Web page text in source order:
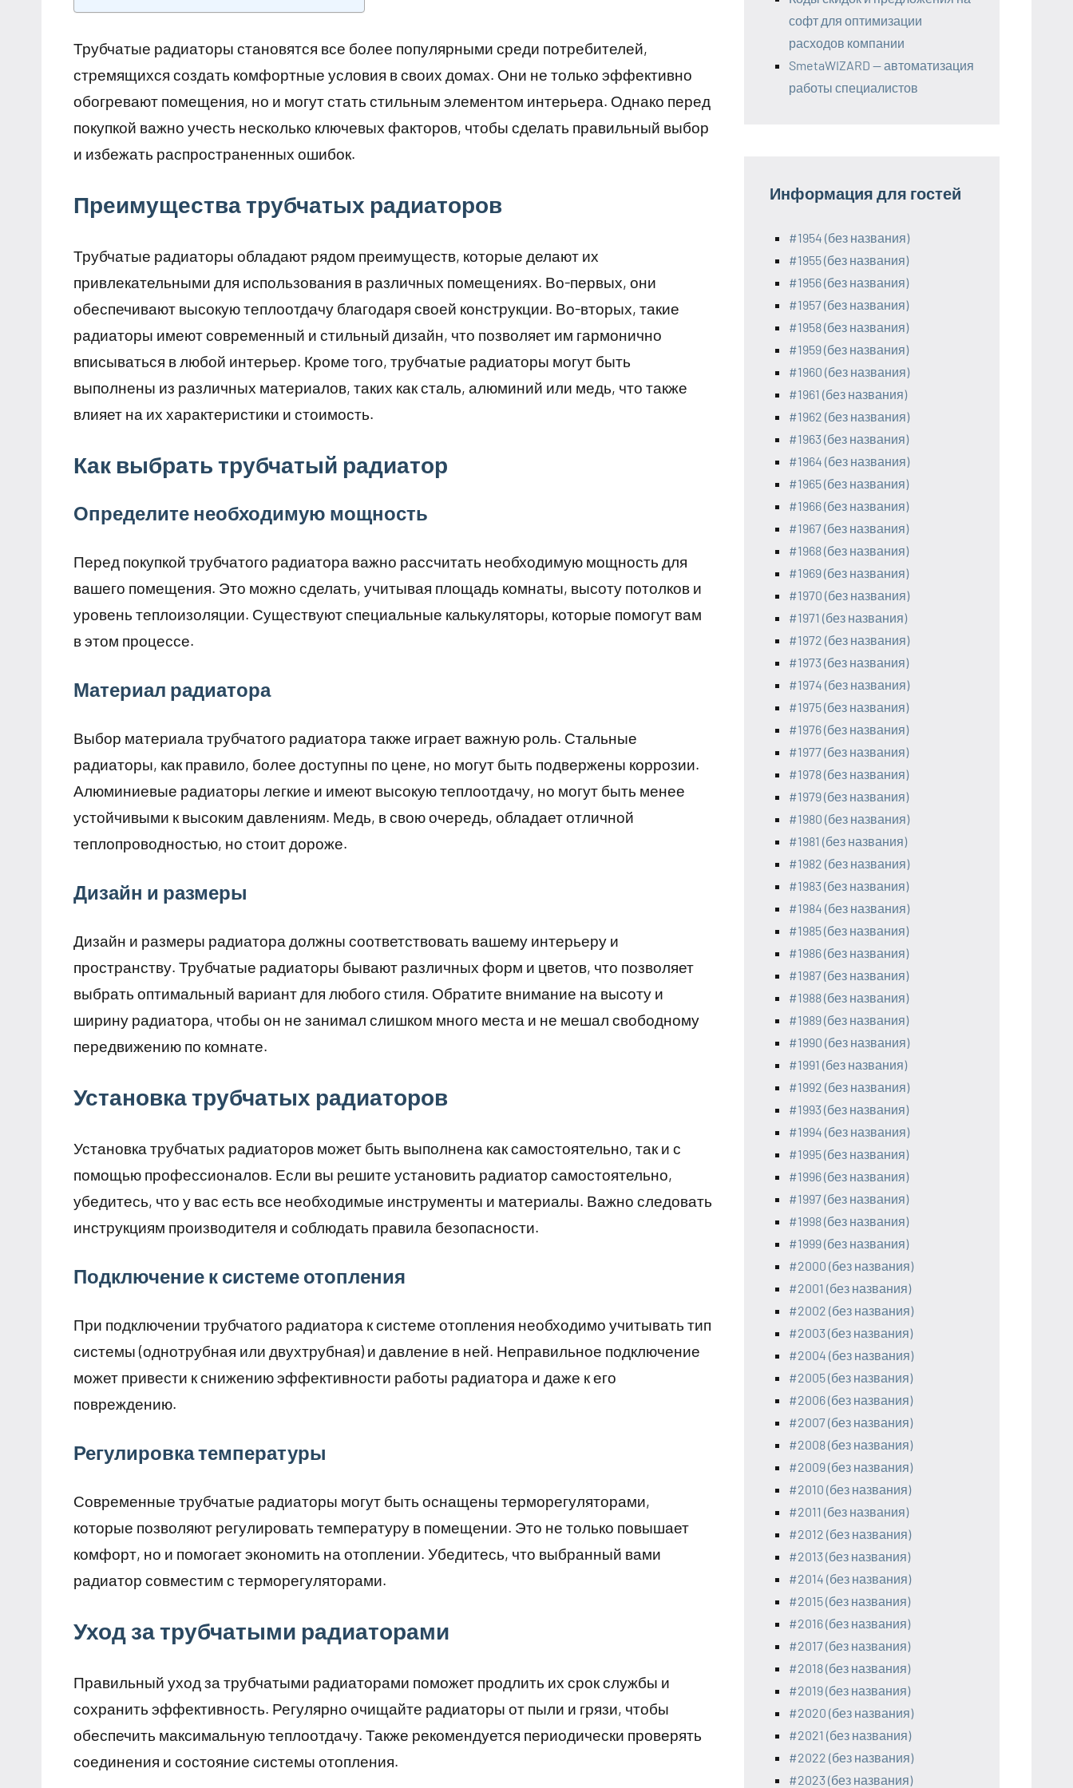
Трубчатые радиаторы становятся все более популярными среди потребителей,
стремящихся создать комфортные условия в своих домах. Они не только эффективно
обогревают помещения, но и могут стать стильным элементом интерьера. Однако перед
покупкой важно учесть несколько ключевых факторов, чтобы сделать правильный выбор
и избежать распространенных ошибок.
Преимущества трубчатых радиаторов
Трубчатые радиаторы обладают рядом преимуществ, которые делают их
привлекательными для использования в различных помещениях. Во-первых, они
обеспечивают высокую теплоотдачу благодаря своей конструкции. Во-вторых, такие
радиаторы имеют современный и стильный дизайн, что позволяет им гармонично
вписываться в любой интерьер. Кроме того, трубчатые радиаторы могут быть
выполнены из различных материалов, таких как сталь, алюминий или медь, что также
влияет на их характеристики и стоимость.
Как выбрать трубчатый радиатор
Определите необходимую мощность
Перед покупкой трубчатого радиатора важно рассчитать необходимую мощность для
вашего помещения. Это можно сделать, учитывая площадь комнаты, высоту потолков и
уровень теплоизоляции. Существуют специальные калькуляторы, которые помогут вам
в этом процессе.
Материал радиатора
Выбор материала трубчатого радиатора также играет важную роль. Стальные
радиаторы, как правило, более доступны по цене, но могут быть подвержены коррозии.
Алюминиевые радиаторы легкие и имеют высокую теплоотдачу, но могут быть менее
устойчивыми к высоким давлениям. Медь, в свою очередь, обладает отличной
теплопроводностью, но стоит дороже.
Дизайн и размеры
Дизайн и размеры радиатора должны соответствовать вашему интерьеру и
пространству. Трубчатые радиаторы бывают различных форм и цветов, что позволяет
выбрать оптимальный вариант для любого стиля. Обратите внимание на высоту и
ширину радиатора, чтобы он не занимал слишком много места и не мешал свободному
передвижению по комнате.
Установка трубчатых радиаторов
Установка трубчатых радиаторов может быть выполнена как самостоятельно, так и с
помощью профессионалов. Если вы решите установить радиатор самостоятельно,
убедитесь, что у вас есть все необходимые инструменты и материалы. Важно следовать
инструкциям производителя и соблюдать правила безопасности.
Подключение к системе отопления
При подключении трубчатого радиатора к системе отопления необходимо учитывать тип
системы (однотрубная или двухтрубная) и давление в ней. Неправильное подключение
может привести к снижению эффективности работы радиатора и даже к его
повреждению.
Регулировка температуры
Современные трубчатые радиаторы могут быть оснащены терморегуляторами,
которые позволяют регулировать температуру в помещении. Это не только повышает
комфорт, но и помогает экономить на отоплении. Убедитесь, что выбранный вами
радиатор совместим с терморегуляторами.
Уход за трубчатыми радиаторами
Правильный уход за трубчатыми радиаторами поможет продлить их срок службы и
сохранить эффективность. Регулярно очищайте радиаторы от пыли и грязи, чтобы
обеспечить максимальную теплоотдачу. Также рекомендуется периодически проверять
соединения и состояние системы отопления.
софт для оптимизации
расходов компании
SmetaWIZARD — автоматизация
работы специалистов
Информация для гостей
#1954 (без названия)
#1955 (без названия)
#1956 (без названия)
#1957 (без названия)
#1958 (без названия)
#1959 (без названия)
#1960 (без названия)
#1961 (без названия)
#1962 (без названия)
#1963 (без названия)
#1964 (без названия)
#1965 (без названия)
#1966 (без названия)
#1967 (без названия)
#1968 (без названия)
#1969 (без названия)
#1970 (без названия)
#1971 (без названия)
#1972 (без названия)
#1973 (без названия)
#1974 (без названия)
#1975 (без названия)
#1976 (без названия)
#1977 (без названия)
#1978 (без названия)
#1979 (без названия)
#1980 (без названия)
#1981 (без названия)
#1982 (без названия)
#1983 (без названия)
#1984 (без названия)
#1985 (без названия)
#1986 (без названия)
#1987 (без названия)
#1988 (без названия)
#1989 (без названия)
#1990 (без названия)
#1991 (без названия)
#1992 (без названия)
#1993 (без названия)
#1994 (без названия)
#1995 (без названия)
#1996 (без названия)
#1997 (без названия)
#1998 (без названия)
#1999 (без названия)
#2000 (без названия)
#2001 (без названия)
#2002 (без названия)
#2003 (без названия)
#2004 (без названия)
#2005 (без названия)
#2006 (без названия)
#2007 (без названия)
#2008 (без названия)
#2009 (без названия)
#2010 (без названия)
#2011 (без названия)
#2012 (без названия)
#2013 (без названия)
#2014 (без названия)
#2015 (без названия)
#2016 (без названия)
#2017 (без названия)
#2018 (без названия)
#2019 (без названия)
#2020 (без названия)
#2021 (без названия)
#2022 (без названия)
#2023 (без названия)